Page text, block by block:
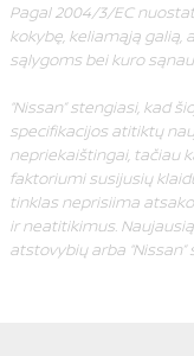
Pagal 2004/3/EC
kokybę, keliamąją galią,
sąlygoms bei kuro
“Nissan” stengiasi, kad
specifikacijos atitiktų
nepriekaištingai, tačiau
faktoriumi susijusių
tinklas neprisiima
ir neatitikimus.
atstovybių arba “Nissan”